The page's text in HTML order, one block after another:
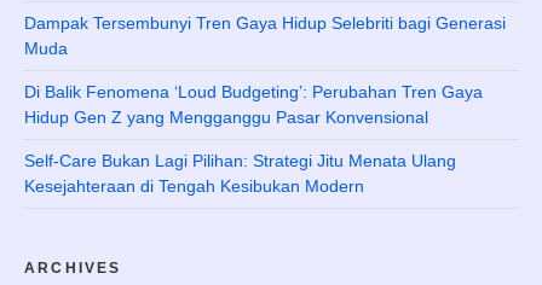
Dampak Tersembunyi Tren Gaya Hidup Selebriti bagi Generasi
Muda
Di Balik Fenomena ‘Loud Budgeting’: Perubahan Tren Gaya
Hidup Gen Z yang Mengganggu Pasar Konvensional
Self-Care Bukan Lagi Pilihan: Strategi Jitu Menata Ulang
Kesejahteraan di Tengah Kesibukan Modern
ARCHIVES